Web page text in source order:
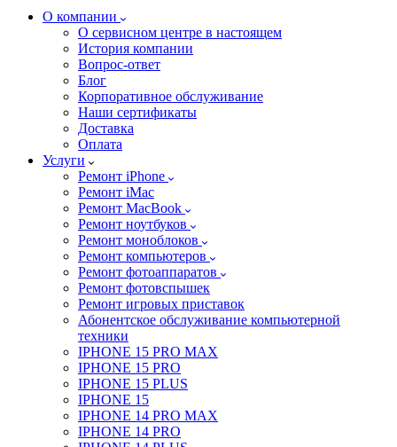
О компании
О сервисном центре в настоящем
История компании
Вопрос-ответ
Блог
Корпоративное обслуживание
Наши сертификаты
Доставка
Оплата
Услуги
Ремонт iPhone
Ремонт iMac
Ремонт MacBook
Ремонт ноутбуков
Ремонт моноблоков
Ремонт компьютеров
Ремонт фотоаппаратов
Ремонт фотовспышек
Ремонт игровых приставок
Абонентское обслуживание компьютерной
техники
IPHONE 15 PRO MAX
IPHONE 15 PRO
IPHONE 15 PLUS
IPHONE 15
IPHONE 14 PRO MAX
IPHONE 14 PRO